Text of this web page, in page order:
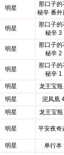
明星
那口子的
秘辛 番
明星
那口子的
秘辛 3
明星
那口子的
秘辛 2
明星
那口子的
秘辛 1
明星 龙王宝
明星 泥凤凰
明星 龙王宝
明星 平安夜
明星 单行